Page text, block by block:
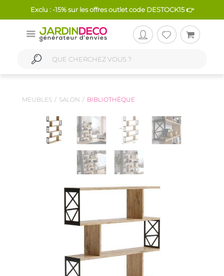
Exclu : -15% sur les offres outlet code DESTOCK15 👉
MEUBLES SALON BIBLIOTHÈQUE